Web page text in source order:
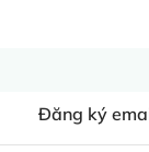
Đăng ký